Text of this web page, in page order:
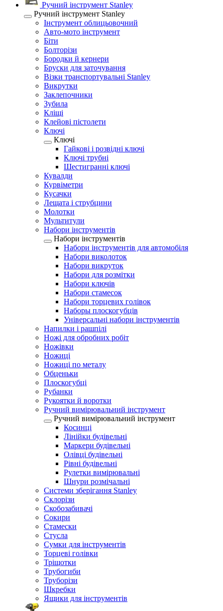
Ручний інструмент Stanley
Ручний інструмент Stanley
Інструмент облицьовочний
Авто-мото інструмент
Біти
Болторізи
Бородки й кернери
Бруски для заточування
Візки транспортувальні Stanley
Викрутки
Заклепочники
Зубила
Кліщі
Клейові пістолети
Ключі
Ключі
Гайкові і розвідні ключі
Ключі трубні
Шестигранні ключі
Кувалди
Курвіметри
Кусачки
Лещата і струбцини
Молотки
Мультитули
Набори інструментів
Набори інструментів
Набори інструментів для автомобіля
Набори виколоток
Набори викруток
Набори для розмітки
Набори ключів
Набори стамесок
Набори торцевих голівок
Наборы плоскогубців
Універсальні набори інструментів
Напилки і рашпілі
Ножі для обробних робіт
Ножівки
Ножиці
Ножиці по металу
Обценьки
Плоскогубці
Рубанки
Рукоятки й воротки
Ручний вимірювальний інструмент
Ручний вимірювальний інструмент
Косинці
Лінійки будівельні
Маркери будівельні
Олівці будівельні
Рівні будівельні
Рулетки вимірювальні
Шнури розмічальні
Системи зберігання Stanley
Склорізи
Скобозабивачі
Сокири
Стамески
Стусла
Сумки для інструментів
Торцеві голівки
Тріщотки
Трубогиби
Труборізи
Шкребки
Ящики для інструментів